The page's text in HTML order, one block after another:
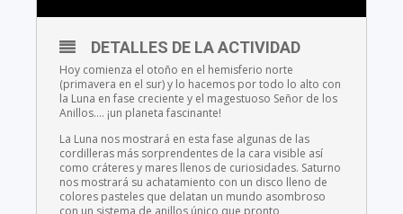
DETALLES DE LA ACTIVIDAD
Hoy comienza el otoño en el hemisferio norte
(primavera en el sur) y lo hacemos por todo lo alto con
la Luna en fase creciente y el magestuoso Señor de los
Anillos…. ¡un planeta fascinante!
La Luna nos mostrará en esta fase algunas de las
cordilleras más sorprendentes de la cara visible así
como cráteres y mares llenos de curiosidades. Saturno
nos mostrará su achatamiento con un disco lleno de
colores pasteles que delatan un mundo asombroso
con un sistema de anillos único que pronto